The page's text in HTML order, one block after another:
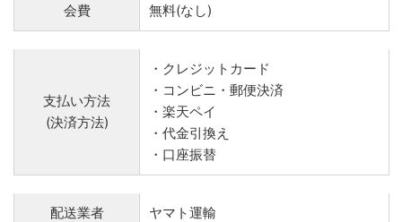
会費 無料(なし)
支払い方法
(決済方法)
・クレジットカード
・コンビニ・郵便決済
・楽天ペイ
・代金引換え
・口座振替
配送業者 ヤマト運輸